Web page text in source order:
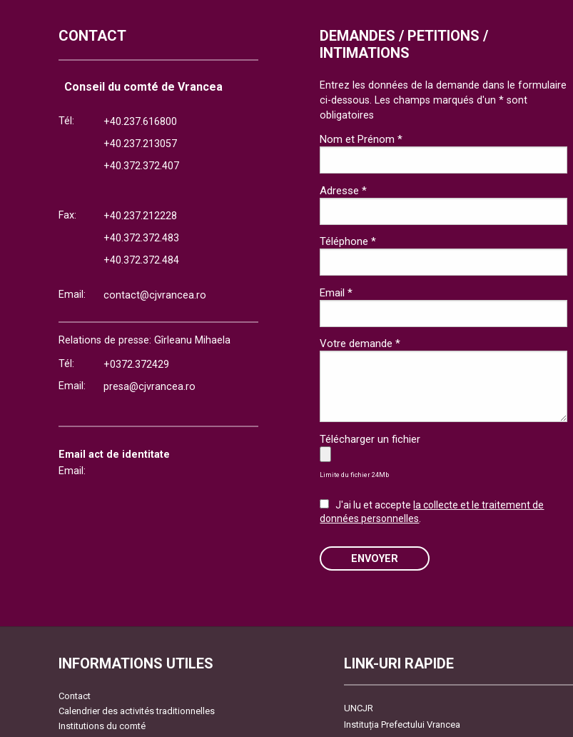
CONTACT
Conseil du comté de Vrancea
Tél:
+40.237.616800
+40.237.213057
+40.372.372.407
Fax:
+40.237.212228
+40.372.372.483
+40.372.372.484
Email: contact@cjvrancea.ro
Relations de presse: Gîrleanu Mihaela
Tél:
+0372.372429
Email:
presa@cjvrancea.ro
Email act de identitate
Email:
DEMANDES / PETITIONS /
INTIMATIONS
Entrez les données de la demande dans le formulaire
ci-dessous. Les champs marqués d'un * sont
obligatoires
Nom et Prénom *
Adresse *
Téléphone *
Email *
Votre demande *
Télécharger un fichier
Limite du fichier 24Mb
J'ai lu et accepte la collecte et le traitement de
données personnelles
ENVOYER
INFORMATIONS UTILES
Contact
Calendrier des activités traditionnelles
Institutions du comté
LINK-URI RAPIDE
UNCJR
Instituția Prefectului Vrancea